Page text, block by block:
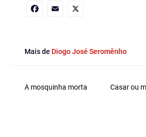
Mais de Diogo José Seromênho
A mosquinha morta Casar ou